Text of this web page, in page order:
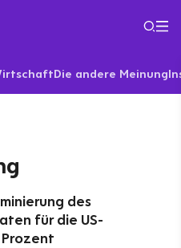
Die andere Meinung
des
für die US-